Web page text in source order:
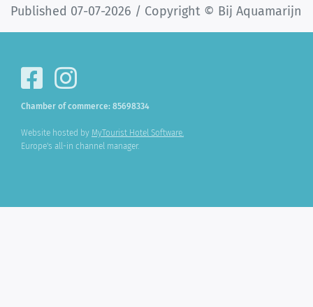
Published 07-07-2026 / Copyright © Bij Aquamarijn
Chamber of commerce: 85698334
Website hosted by MyTourist Hotel Software.
Europe's all-in channel manager.